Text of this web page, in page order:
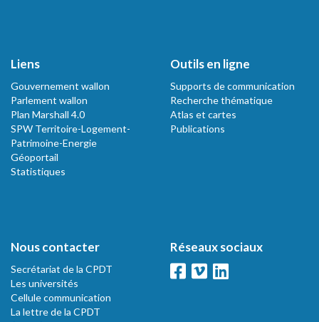
Liens
Gouvernement wallon
Parlement wallon
Plan Marshall 4.0
SPW Territoire-Logement-
Patrimoine-Energie
Géoportail
Statistiques
Outils en ligne
Supports de communication
Recherche thématique
Atlas et cartes
Publications
Nous contacter
Secrétariat de la CPDT
Les universités
Cellule communication
La lettre de la CPDT
Réseaux sociaux